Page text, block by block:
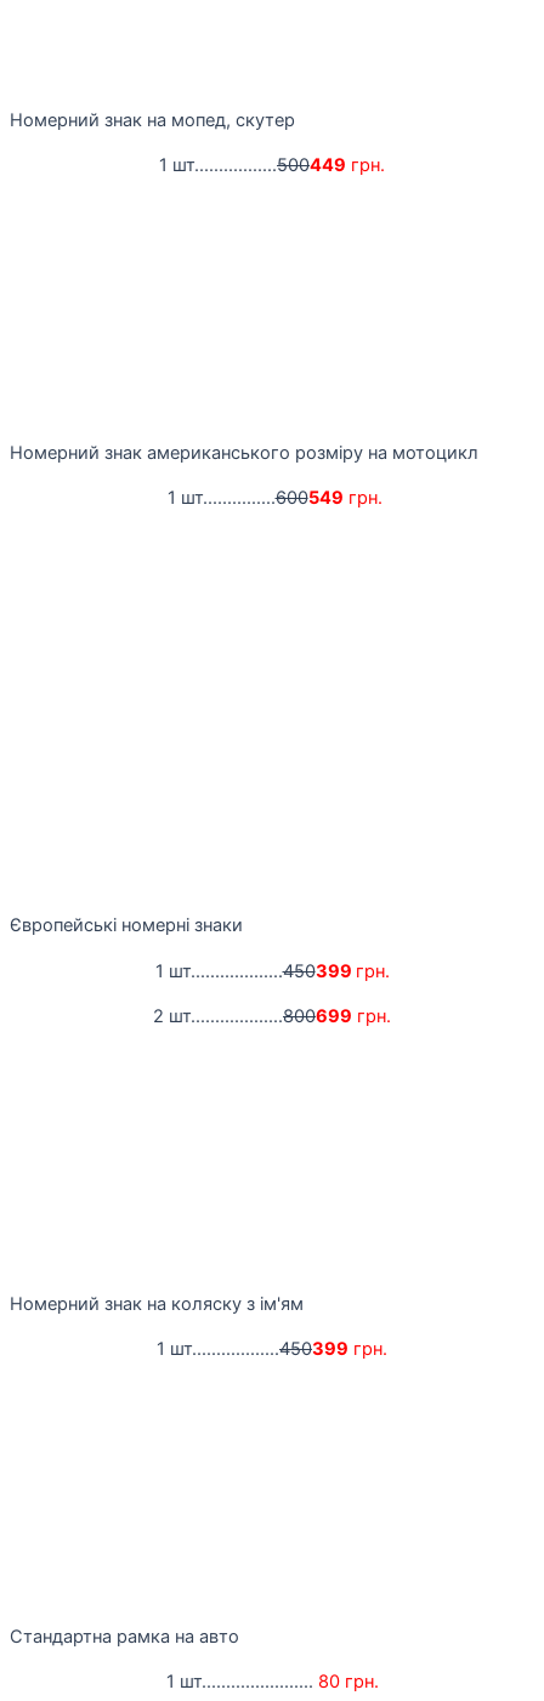
Номерний знак на мопед, скутер
1 шт.................500449 грн.
Номерний знак американського розміру на мотоцикл
1 шт...............600549 грн.
Європейські номерні знаки
1 шт...................450399 грн.
2 шт...................800699 грн.
Номерний знак на коляску з ім'ям
1 шт..................450399 грн.
Стандартна рамка на авто
1 шт....................... 80 грн.